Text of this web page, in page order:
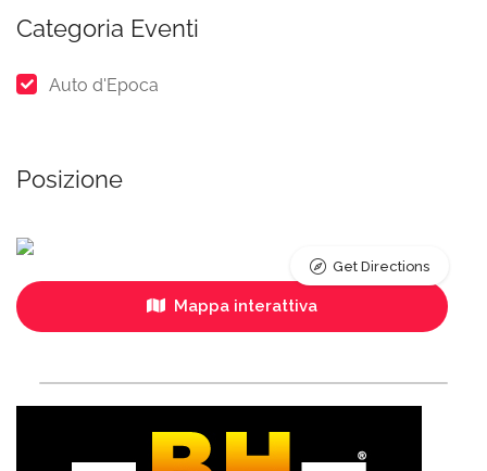
Categoria Eventi
Auto d'Epoca
Posizione
Mappa interattiva
Get Directions